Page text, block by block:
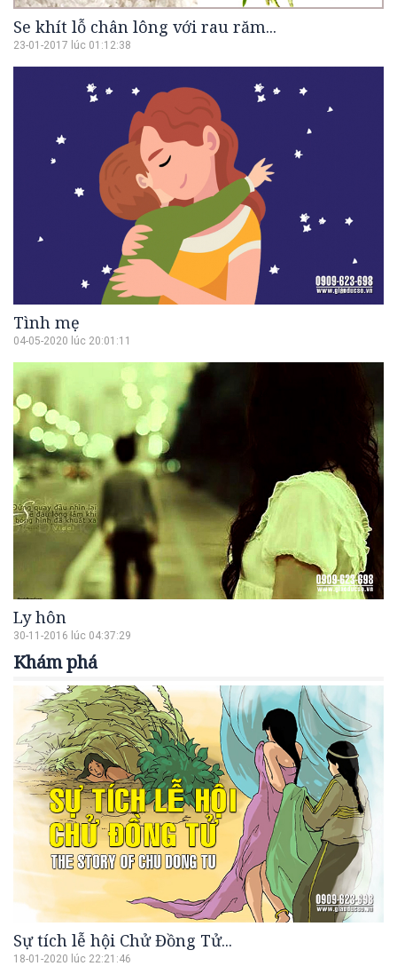
Se khít lỗ chân lông với rau răm...
23-01-2017 lúc 01:12:38
Tình mẹ
04-05-2020 lúc 20:01:11
Ly hôn
30-11-2016 lúc 04:37:29
Khám phá
Sự tích lễ hội Chử Đồng Tử...
18-01-2020 lúc 22:21:46